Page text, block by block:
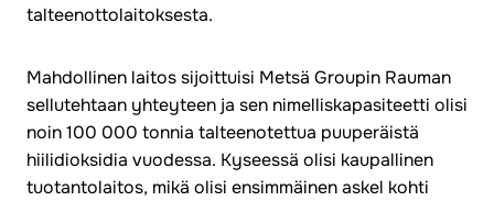
talteenottolaitoksesta.
Mahdollinen laitos sijoittuisi Metsä Groupin Rauman
sellutehtaan yhteyteen ja sen nimelliskapasiteetti olisi
noin 100 000 tonnia talteenotettua puuperäistä
hiilidioksidia vuodessa. Kyseessä olisi kaupallinen
tuotantolaitos, mikä olisi ensimmäinen askel kohti